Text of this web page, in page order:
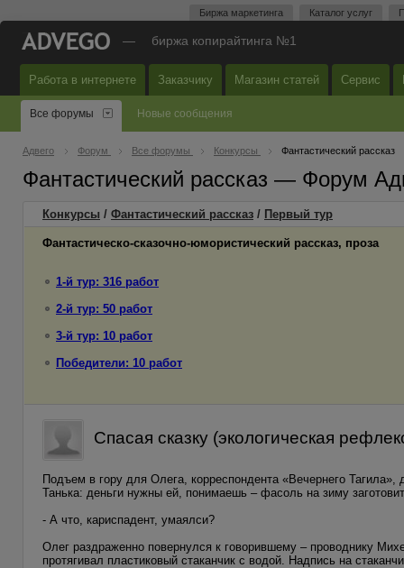
Биржа маркетинга Каталог услуг
— биржа копирайтинга №1
Работа в интернете Заказчику Магазин статей Сервис
Все форумы Новые сообщения
Адвего Форум Все форумы Конкурсы Фантастический рассказ
Фантастический рассказ — Форум
Конкурсы / Фантастический рассказ / Первый тур
Фантастическо-сказочно-юмористический рассказ, проза
1-й тур: 316 работ
2-й тур: 50 работ
3-й тур: 10 работ
Победители: 10 работ
Спасая сказку (экологическая
Подъем в гору для Олега, корреспондента «Вечернего
Танька: деньги нужны ей, понимаешь – фасоль на зиму
- А что, кариспадент, умаялси?
Олег раздраженно повернулся к говорившему – проводнику
протягивал пластиковый стаканчик с водой. Надпись на